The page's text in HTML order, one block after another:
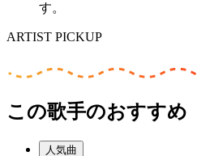
す。
ARTIST PICKUP
この歌手のおすすめ
人気曲